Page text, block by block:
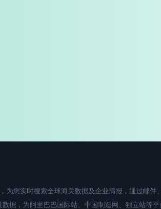
中文入口 外语入口
为您实时搜索全球海关数据及企业情报，通过邮
据，为阿里巴巴国际站、中国制造网、独立站等